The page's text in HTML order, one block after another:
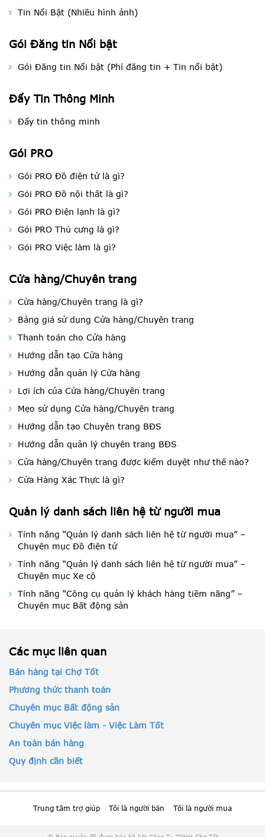
Tin Nổi Bật (Nhiều hình ảnh)
Gói Đăng tin Nổi bật
Gói Đăng tin Nổi bật (Phí đăng tin + Tin nổi bật)
Đẩy Tin Thông Minh
Đẩy tin thông minh
Gói PRO
Gói PRO Đồ điện tử là gì?
Gói PRO Đồ nội thất là gì?
Gói PRO Điện lạnh là gì?
Gói PRO Thú cưng là gì?
Gói PRO Việc làm là gì?
Cửa hàng/Chuyên trang
Cửa hàng/Chuyên trang là gì?
Bảng giá sử dụng Cửa hàng/Chuyên trang
Thanh toán cho Cửa hàng
Hướng dẫn tạo Cửa hàng
Hướng dẫn quản lý Cửa hàng
Lợi ích của Cửa hàng/Chuyên trang
Mẹo sử dụng Cửa hàng/Chuyên trang
Hướng dẫn tạo Chuyên trang BĐS
Hướng dẫn quản lý chuyên trang BĐS
Cửa hàng/Chuyên trang được kiểm duyệt như thế nào?
Cửa Hàng Xác Thực là gì?
Quản lý danh sách liên hệ từ người mua
Tính năng “Quản lý danh sách liên hệ từ người mua” –
Chuyên mục Đồ điện tử
Tính năng “Quản lý danh sách liên hệ từ người mua” –
Chuyên mục Xe cộ
Tính năng “Công cụ quản lý khách hàng tiềm năng” –
Chuyên mục Bất động sản
Các mục liên quan
Bán hàng tại Chợ Tốt
Phương thức thanh toán
Chuyên mục Bất động sản
Chuyên mục Việc làm - Việc Làm Tốt
An toàn bán hàng
Quy định cần biết
Trung tâm trợ giúp Tôi là người bán Tôi là người mua